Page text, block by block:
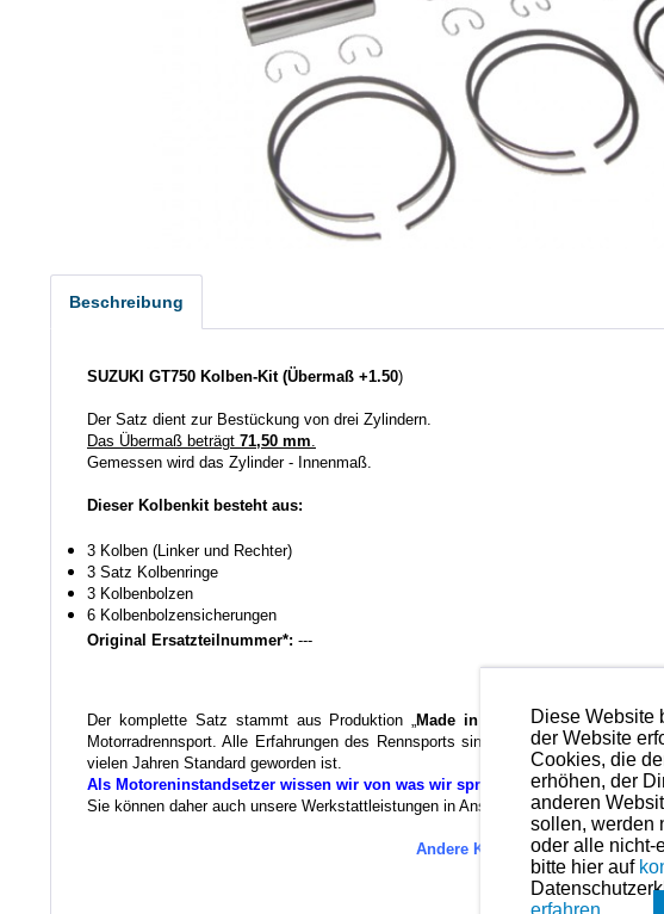
Beschreibung
SUZUKI GT750 Kolben-Kit (Übermaß +1.50)
Der Satz dient zur Bestückung von drei Zylindern.
Das Übermaß beträgt 71,50 mm.
Gemessen wird das Zylinder - Innenmaß.
Dieser Kolbenkit besteht aus:
3 Kolben (Linker und Rechter)
3 Satz Kolbenringe
3 Kolbenbolzen
6 Kolbenbolzensicherungen
Original Ersatzteilnummer*: ---
Der komplette Satz stammt aus Produktion „Made in Japan “ und ist
Motorradrennsport. Alle Erfahrungen des Rennsports sind in die Gestaltung
vielen Jahren Standard geworden ist.
Als Motoreninstandsetzer wissen wir von was wir sprechen.
Sie können daher auch unsere Werkstattleistungen in Anspruch nehmen. Preise
Andere Kolbenmaße für dieses
Es können in
Diese Website
der Website
Cookies, die
erhöhen, der
anderen
sollen, werden
oder alle nicht-
bitte hier auf